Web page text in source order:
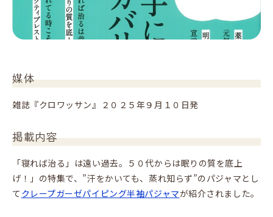
媒体
雑誌『クロワッサン』２０２５年９月１０日発
掲載内容
「寝れば治る」は遠い過去。５０代からは眠りの質を底上
げ！」の特集で、”汗をかいても、蒸れ知らず”のパジャマとし
て クレープガーゼパイピング半袖パジャマが紹介されました。